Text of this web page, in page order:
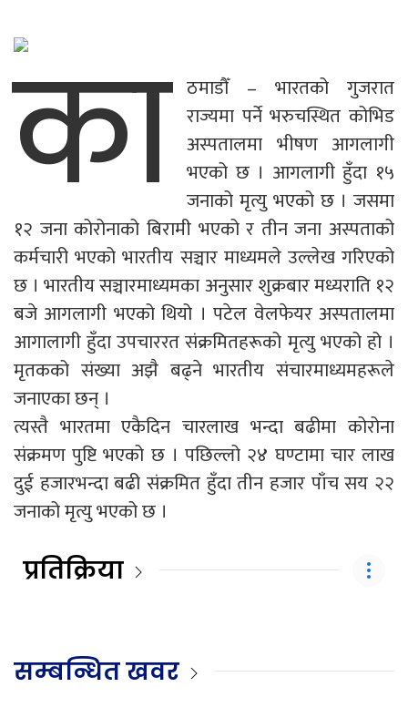
का ठमाडौँ – भारतको गुजरात
राज्यमा पर्ने भरुचस्थित कोभिड
अस्पतालमा भीषण आगलागी
भएको छ । आगलागी हुँदा १५
जनाको मृत्यु भएको छ । जसमा
१२ जना कोरोनाको बिरामी भएको र तीन जना अस्पताको
कर्मचारी भएको भारतीय सञ्चार माध्यमले उल्लेख गरिएको
छ । भारतीय सञ्चारमाध्यमका अनुसार शुक्रबार मध्यराति १२
बजे आगलागी भएको थियो । पटेल वेलफेयर अस्पतालमा
आगालागी हुँदा उपचाररत संक्रमितहरूको मृत्यु भएको हो ।
मृतकको संख्या अझै बढ्ने भारतीय संचारमाध्यमहरूले
जनाएका छन् ।
त्यस्तै भारतमा एकैदिन चारलाख भन्दा बढीमा कोरोना
संक्रमण पुष्टि भएको छ । पछिल्लो २४ घण्टामा चार लाख
दुई हजारभन्दा बढी संक्रमित हुँदा तीन हजार पाँच सय २२
जनाको मृत्यु भएको छ ।
प्रतिक्रिया
सम्बन्धित खवर